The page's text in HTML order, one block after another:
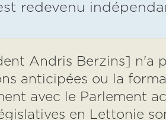
redevenu
Andris Berzins] n'a
anticipées ou la
avec le Parlement
en Lettonie